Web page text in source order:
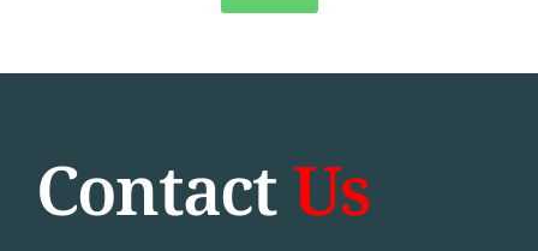
ContactUs